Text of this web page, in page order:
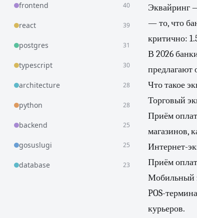
frontend 40
react 39
postgres 31
typescript 30
architecture 28
python 28
backend 25
gosuslugi 25
database 23
Эквайринг
— то, что
критично:
В 2026
предлагают
Что такое
Торговый
Приём
магазинов,
Интернет-
Приём
Мобильный
POS-
курьеров.